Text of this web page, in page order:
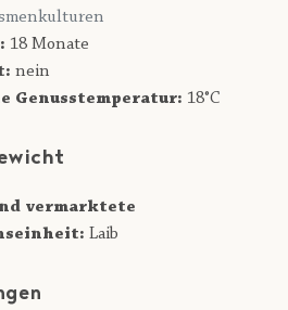
18 Monate
nein
Genusstemperatur: 18°C
vermarktete
Laib